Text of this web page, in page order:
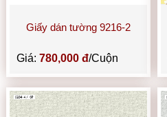
Giấy dán tường 9216-2
Giá:780,000 đ/Cuộn